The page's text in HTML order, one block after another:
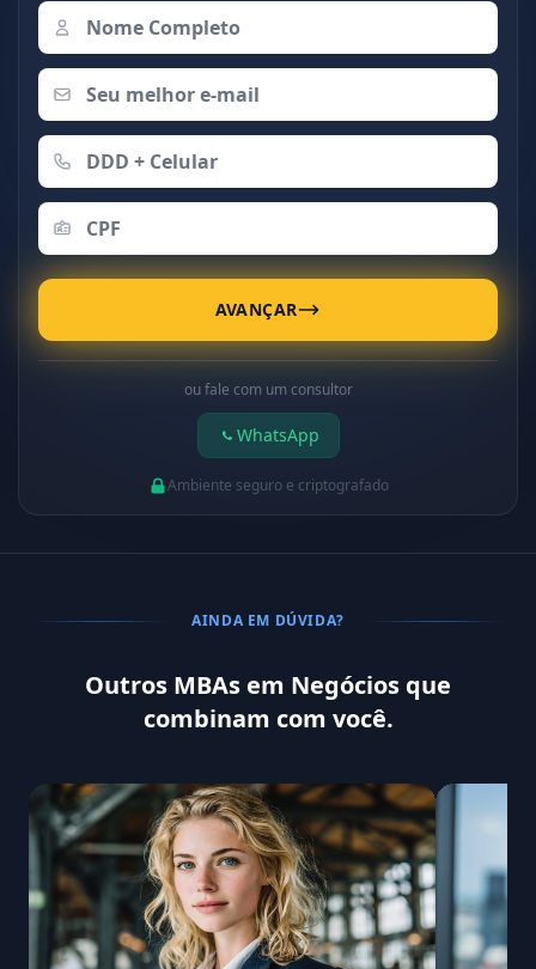
AVANÇAR
ou fale com um consultor
WhatsApp
Ambiente seguro e criptografado
AINDA EM DÚVIDA?
Outros MBAs em Negócios que
combinam com você.